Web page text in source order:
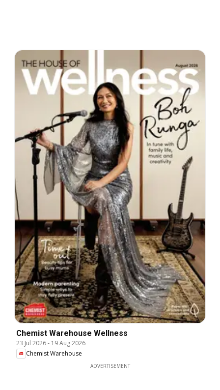
Chemist Warehouse Wellness
23 Jul 2026- 19 Aug 2026
Chemist Warehouse
ADVERTISEMENT